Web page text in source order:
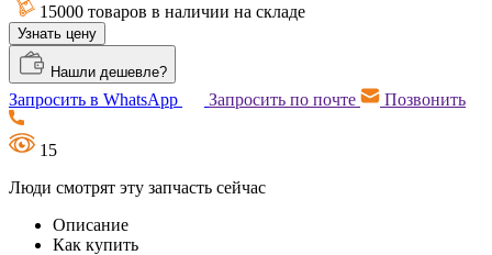
15000 товаров в наличии на складе
Узнать цену
Нашли дешевле?
Запросить в WhatsApp Запросить по почте Позвонить
15
Люди смотрят эту запчасть сейчас
Описание
Как купить